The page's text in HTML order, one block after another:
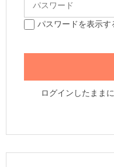
パスワードを表示す
ログインしたまま